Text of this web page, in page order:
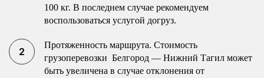
100 кг. В последнем случае рекомендуем
воспользоваться услугой догруз.
Протяженность маршрута. Стоимость
грузоперевозки Белгород — Нижний Тагил может
быть увеличена в случае отклонения от